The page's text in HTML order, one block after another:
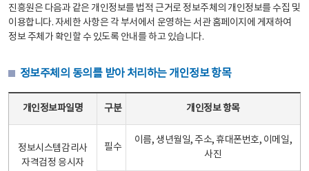
진흥원은 다음과 같은 개인정보를 법적 근거로 정보주체의 개인정보를 수집 및
이용합니다. 자세한 사항은 각 부서에서 운영하는 서관 홈페이지에 게재하여
정보 주체가 확인할 수 있도록 안내를 하고 있습니다.
정보주체의 동의를 받아 처리하는 개인정보 항목
개인정보파일명 구분 개인정보 항목
정보시스템감리사
자격검정 응시자
필수
이름, 생년월일, 주소, 휴대폰번호, 이메일,
사진